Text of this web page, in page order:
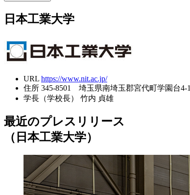
日本工業大学
URL https://www.nit.ac.jp/
住所 345-8501 埼玉県南埼玉郡宮代町学園台4-1
学長（学校長）
竹内 貞雄
最近のプレスリリース
（日本工業大学）